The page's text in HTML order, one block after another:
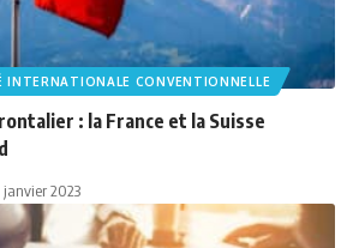
INTERNATIONALE CONVENTIONNELLE
: la France et la Suisse
janvier 2023